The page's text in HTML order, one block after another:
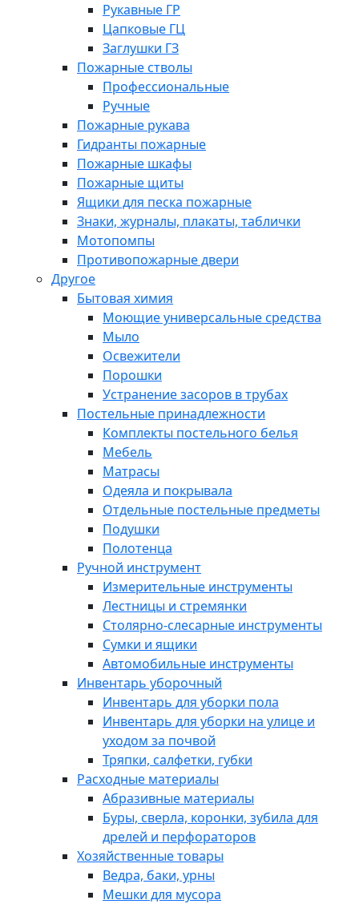
Рукавные ГР
Цапковые ГЦ
Заглушки ГЗ
Пожарные стволы
Профессиональные
Ручные
Пожарные рукава
Гидранты пожарные
Пожарные шкафы
Пожарные щиты
Ящики для песка пожарные
Знаки, журналы, плакаты, таблички
Мотопомпы
Противопожарные двери
Другое
Бытовая химия
Моющие универсальные средства
Мыло
Освежители
Порошки
Устранение засоров в трубах
Постельные принадлежности
Комплекты постельного белья
Мебель
Матрасы
Одеяла и покрывала
Отдельные постельные предметы
Подушки
Полотенца
Ручной инструмент
Измерительные инструменты
Лестницы и стремянки
Столярно-слесарные инструменты
Сумки и ящики
Автомобильные инструменты
Инвентарь уборочный
Инвентарь для уборки пола
Инвентарь для уборки на улице и
уходом за почвой
Тряпки, салфетки, губки
Расходные материалы
Абразивные материалы
Буры, сверла, коронки, зубила для
дрелей и перфораторов
Хозяйственные товары
Ведра, баки, урны
Мешки для мусора